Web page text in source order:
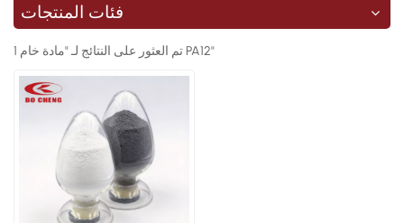
فئات المنتجات
1 تم العثور على النتائج لـ "مادة خام PA12"